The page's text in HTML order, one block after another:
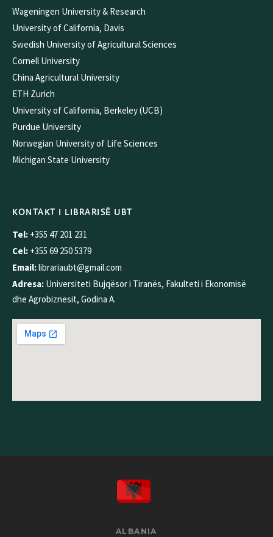
Wageningen University & Research
University of California, Davis
Swedish University of Agricultural Sciences
Cornell University
China Agricultural University
ETH Zurich
University of California, Berkeley (UCB)
Purdue University
Norwegian University of Life Sciences
Michigan State University
KONTAKT I LIBRARISË UBT
Tel: +355 47 201 231
Cel: +355 69 250 5379
Email:librariaubt@gmail.com
Adresa: Universiteti Bujqësor i Tiranës, Fakulteti i Ekonomisë
dhe Agrobiznesit, Godina A.
ALBANIA